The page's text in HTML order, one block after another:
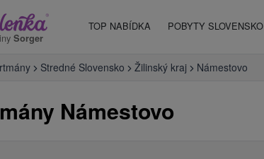
Sorger
TOP NABÍDKA POBYTY SLOVENSKO
Stredné Slovensko Žilinský kraj Námestovo
Námestovo